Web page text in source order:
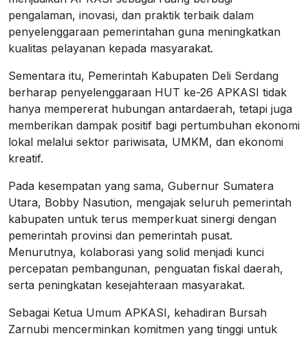
pengalaman, inovasi, dan praktik terbaik dalam
penyelenggaraan pemerintahan guna meningkatkan
kualitas pelayanan kepada masyarakat.
Sementara itu, Pemerintah Kabupaten Deli Serdang
berharap penyelenggaraan HUT ke-26 APKASI tidak
hanya mempererat hubungan antardaerah, tetapi juga
memberikan dampak positif bagi pertumbuhan ekonomi
lokal melalui sektor pariwisata, UMKM, dan ekonomi
kreatif.
Pada kesempatan yang sama, Gubernur Sumatera
Utara, Bobby Nasution, mengajak seluruh pemerintah
kabupaten untuk terus memperkuat sinergi dengan
pemerintah provinsi dan pemerintah pusat.
Menurutnya, kolaborasi yang solid menjadi kunci
percepatan pembangunan, penguatan fiskal daerah,
serta peningkatan kesejahteraan masyarakat.
Sebagai Ketua Umum APKASI, kehadiran Bursah
Zarnubi mencerminkan komitmen yang tinggi untuk